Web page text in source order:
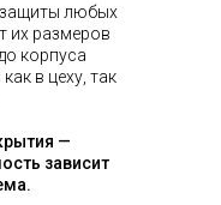
защиты любых
их размеров
корпуса
в цеху, так
—
зависит